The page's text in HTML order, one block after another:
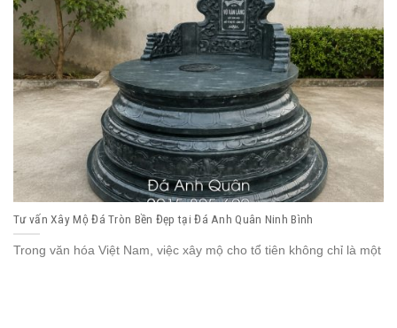
Tư vấn Xây Mộ Đá Tròn Bền Đẹp tại Đá Anh Quân Ninh Bình
Trong văn hóa Việt Nam, việc xây mộ cho tổ tiên không chỉ là một